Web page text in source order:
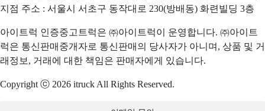
지점 주소 : 서울시 서초구 동작대로 230(방배동) 화련빌딩 3층
아이트럭 인증중고트럭은 ㈜아이트럭이 운영합니다. ㈜아이트
럭은 통신판매중개자로 통신판매의 당사자가 아니며, 상품 및 거
래정보, 거래에 대한 책임은 판매자에게 있습니다.
Copyright ⓒ 2026 itruck All Rights Reserved.